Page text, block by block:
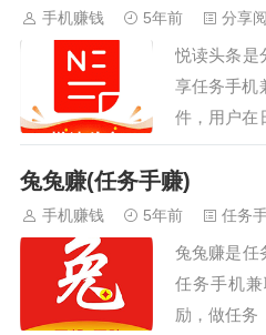
便，有需要
手机赚钱途
各种简单
务、砍价任
播阅读任务
取佣金…
手机赚钱 5年前 分享
悦读头条是
享任务手机
件，用户在
读一些新闻
的新闻资讯
多版块，有
等，大事
闻观感更
兔兔赚(任务手赚)
手机赚钱 5年前 任务
兔兔赚是任
任务手机
励，做任务